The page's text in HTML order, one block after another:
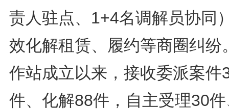
责人驻点、1+4名调解员协同
效化解租赁、履约等商圈纠纷
作站成立以来，接收委派案件
件、化解88件，自主受理30